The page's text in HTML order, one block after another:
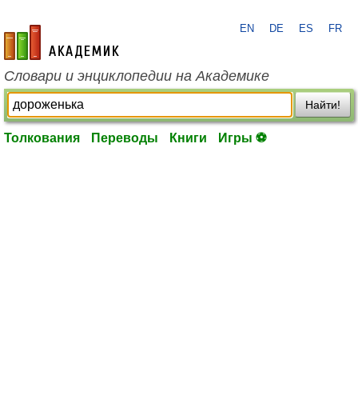
academic.ru
EN DE ES FR
Словари и энциклопедии на Академике
Найти!
Толкования Переводы Книги Игры ⚽